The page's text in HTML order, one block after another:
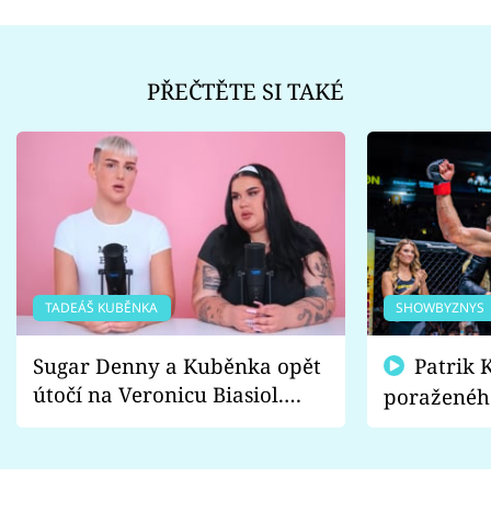
PŘEČTĚTE SI TAKÉ
TADEÁŠ KUBĚNKA
Sugar Denny a Kuběnka opět
útočí na Veronicu Biasiol.
Proč je podle nich falešná a
SHOWBYZNYS
fanoušci